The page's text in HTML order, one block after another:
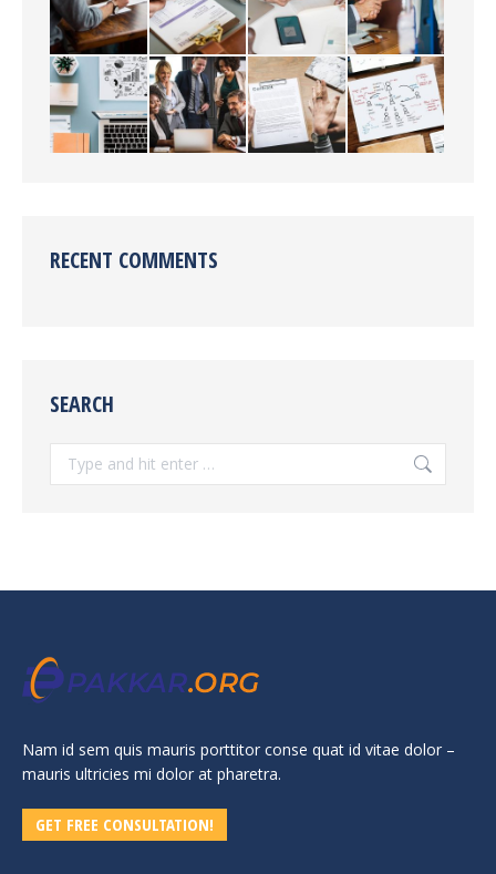
RECENT COMMENTS
SEARCH
Search:
Nam id sem quis mauris porttitor conse quat id vitae dolor –
mauris ultricies mi dolor at pharetra.
GET FREE CONSULTATION!